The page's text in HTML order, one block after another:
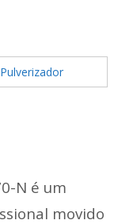
Pulverizador
N é um
movido